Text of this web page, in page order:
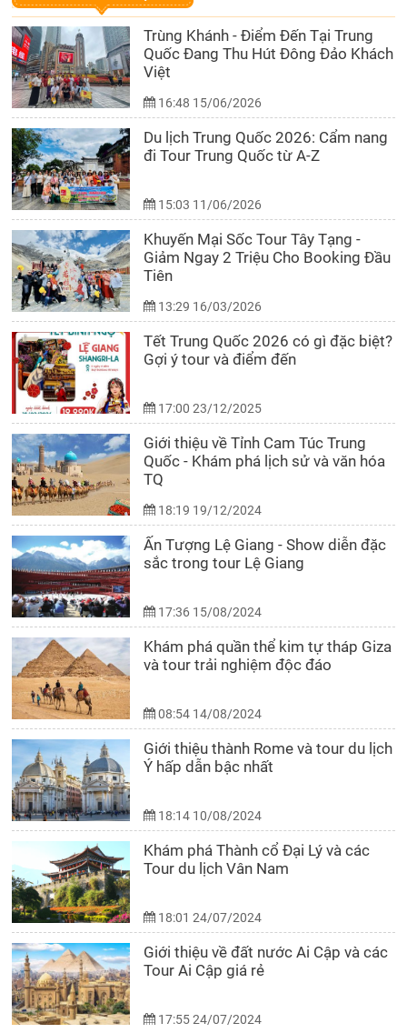
Trùng Khánh - Điểm Đến Tại Trung
Quốc Đang Thu Hút Đông Đảo Khách
Việt
16:48 15/06/2026
Du lịch Trung Quốc 2026: Cẩm nang
đi Tour Trung Quốc từ A-Z
15:03 11/06/2026
Khuyến Mại Sốc Tour Tây Tạng -
Giảm Ngay 2 Triệu Cho Booking Đầu
Tiên
13:29 16/03/2026
Tết Trung Quốc 2026 có gì đặc biệt?
Gợi ý tour và điểm đến
17:00 23/12/2025
Giới thiệu về Tỉnh Cam Túc Trung
Quốc - Khám phá lịch sử và văn hóa
TQ
18:19 19/12/2024
Ấn Tượng Lệ Giang - Show diễn đặc
sắc trong tour Lệ Giang
17:36 15/08/2024
Khám phá quần thể kim tự tháp Giza
và tour trải nghiệm độc đáo
08:54 14/08/2024
Giới thiệu thành Rome và tour du lịch
Ý hấp dẫn bậc nhất
18:14 10/08/2024
Khám phá Thành cổ Đại Lý và các
Tour du lịch Vân Nam
18:01 24/07/2024
Giới thiệu về đất nước Ai Cập và các
Tour Ai Cập giá rẻ
17:55 24/07/2024